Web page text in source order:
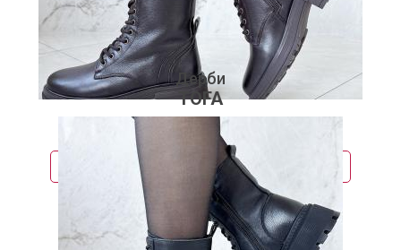
Дерби
TOFA
7 160 руб.
Подробнее